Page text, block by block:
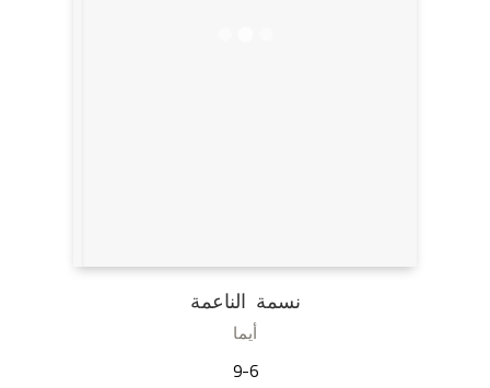
نسمة الناعمة
أيما
9-6